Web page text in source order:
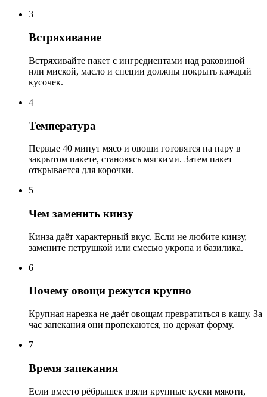
3
Встряхивание
Встряхивайте пакет с ингредиентами над раковиной
или миской, масло и специи должны покрыть каждый
кусочек.
4
Температура
Первые 40 минут мясо и овощи готовятся на пару в
закрытом пакете, становясь мягкими. Затем пакет
открывается для корочки.
5
Чем заменить кинзу
Кинза даёт характерный вкус. Если не любите кинзу,
замените петрушкой или смесью укропа и базилика.
6
Почему овощи режутся крупно
Крупная нарезка не даёт овощам превратиться в кашу. За
час запекания они пропекаются, но держат форму.
7
Время запекания
Если вместо рёбрышек взяли крупные куски мякоти,